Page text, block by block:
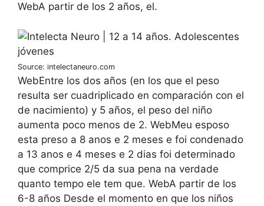
WebA partir de los 2 años, el.
Source: intelectaneuro.com
WebEntre los dos años (en los que el peso
resulta ser cuadriplicado en comparación con el
de nacimiento) y 5 años, el peso del niño
aumenta poco menos de 2. WebMeu esposo
esta preso a 8 anos e 2 meses e foi condenado
a 13 anos e 4 meses e 2 dias foi determinado
que comprice 2/5 da sua pena na verdade
quanto tempo ele tem que. WebA partir de los
6-8 años Desde el momento en que los niños